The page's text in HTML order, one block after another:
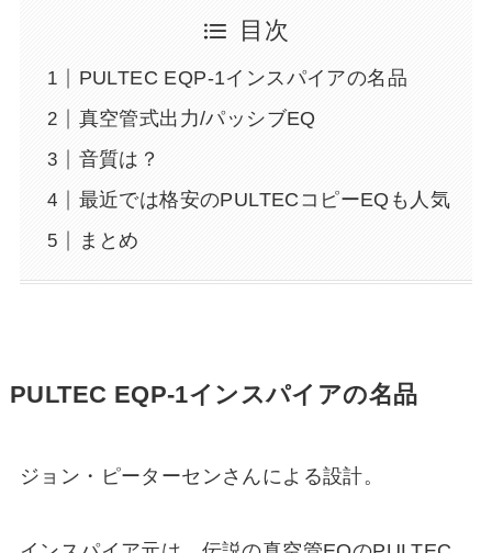
目次
PULTEC EQP-1インスパイアの名品
真空管式出力/パッシブEQ
音質は？
最近では格安のPULTECコピーEQも人気
まとめ
PULTEC EQP-1インスパイアの名品
ジョン・ピーターセンさんによる設計。